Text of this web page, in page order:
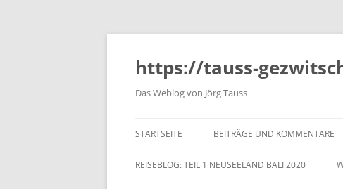
https://tauss-
Das Weblog von Jörg Tauss
STARTSEITE BEITRÄGE UND KOMMENTARE
REISEBLOG: TEIL 1 NEUSEELAND BALI 2020